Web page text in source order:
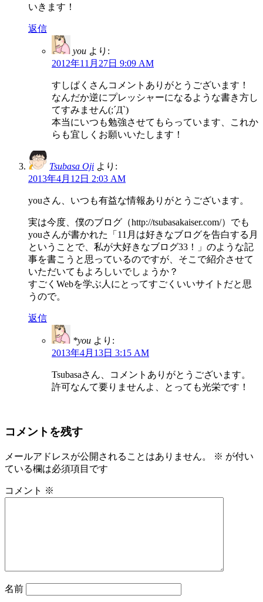
いきます！
返信
you より:
2012年11月27日 9:09 AM
すしぱくさんコメントありがとうございます！
なんだか逆にプレッシャーになるような書き方し
てすみません(;´Д`)
本当にいつも勉強させてもらっています、これか
らも宜しくお願いいたします！
Tsubasa Oji より:
2013年4月12日 2:03 AM
youさん、いつも有益な情報ありがとうございます。
実は今度、僕のブログ（http://tsubasakaiser.com/）でも
youさんが書かれた「11月は好きなブログを告白する月
ということで、私が大好きなブログ33！」のような記
事を書こうと思っているのですが、そこで紹介させて
いただいてもよろしいでしょうか？
すごくWebを学ぶ人にとってすごくいいサイトだと思
うので。
返信
*you より:
2013年4月13日 3:15 AM
Tsubasaさん、コメントありがとうございます。
許可なんて要りませんよ、とっても光栄です！
コメントを残す
メールアドレスが公開されることはありません。 ※ が付い
ている欄は必須項目です
コメント ※
名前